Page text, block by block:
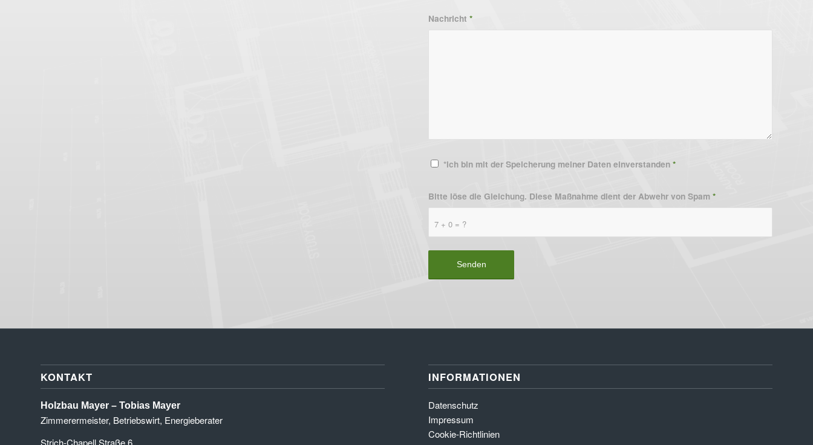
Nachricht*
*ich bin mit der Speicherung meiner Daten einverstanden*
7 + 0 = ?
Bitte löse die Gleichung. Diese Maßnahme dient der Abwehr von Spam*
KONTAKT
Holzbau Mayer – Tobias Mayer
Zimmerermeister, Betriebswirt, Energieberater
Strich-Chapell Straße 6
INFORMATIONEN
Datenschutz
Impressum
Cookie-Richtlinien